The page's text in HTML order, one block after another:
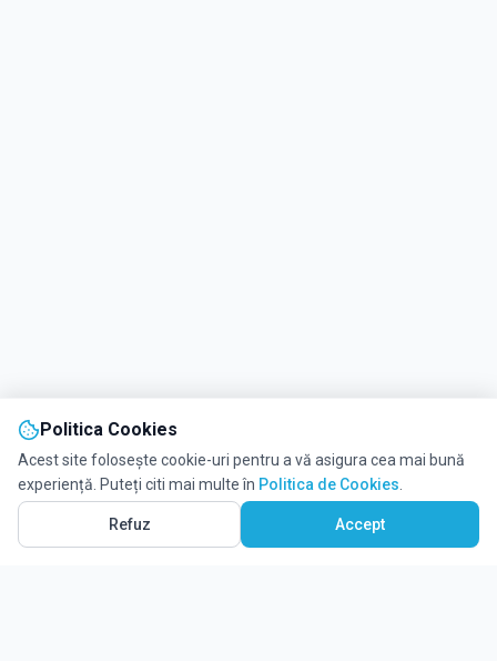
Politica Cookies
Acest site folosește cookie-uri pentru a vă asigura cea mai bună
experiență. Puteți citi mai multe în Politica de Cookies
Refuz Accept